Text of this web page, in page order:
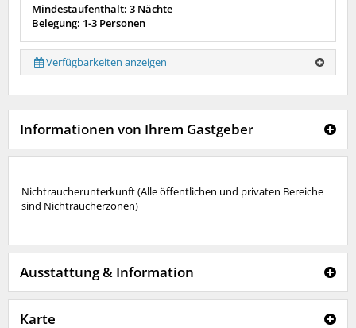
Mindestaufenthalt: 3 Nächte
Belegung: 1-3 Personen
Verfügbarkeiten anzeigen
Informationen von Ihrem Gastgeber
Nichtraucherunterkunft (Alle öffentlichen und privaten Bereiche
sind Nichtraucherzonen)
Ausstattung & Information
Karte